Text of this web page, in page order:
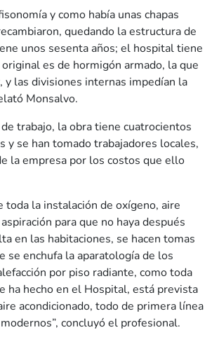
y como había unas chapas
quedando la estructura de
unos sesenta años; el hospital tiene
es de hormigón armado, la que
y las divisiones internas impedían la
Monsalvo.
trabajo, la obra tiene cuatrocientos
y se han tomado trabajadores locales,
la empresa por los costos que ello
toda la instalación de oxígeno, aire
para que no haya después
en las habitaciones, se hacen tomas
se enchufa la aparatología de los
por piso radiante, como toda
ha hecho en el Hospital, está prevista
acondicionado, todo de primera línea
concluyó el profesional.